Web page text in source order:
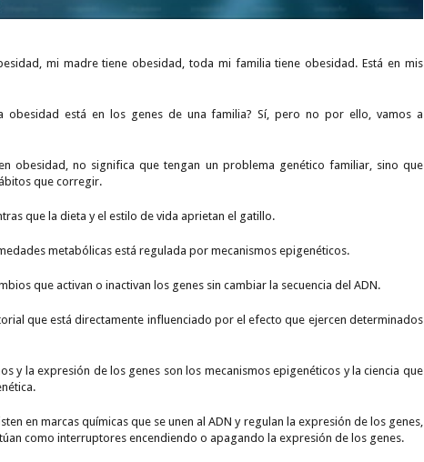
mi madre tiene obesidad, toda mi familia tiene obesidad. Está en mis
obesidad está en los genes de una familia? Sí, pero no por ello, vamos a
obesidad, no significa que tengan un problema genético familiar, sino que
que corregir.
que la dieta y el estilo de vida aprietan el gatillo.
metabólicas está regulada por mecanismos epigenéticos.
que activan o inactivan los genes sin cambiar la secuencia del ADN.
que está directamente influenciado por el efecto que ejercen determinados
y la expresión de los genes son los mecanismos epigenéticos y la ciencia que
en marcas químicas que se unen al ADN y regulan la expresión de los genes,
como interruptores encendiendo o apagando la expresión de los genes.